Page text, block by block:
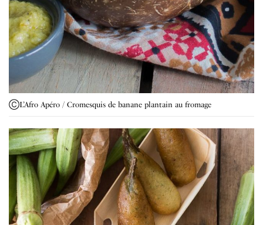
ⒸL’Afro Apéro / Cromesquis de banane plantain au fromage